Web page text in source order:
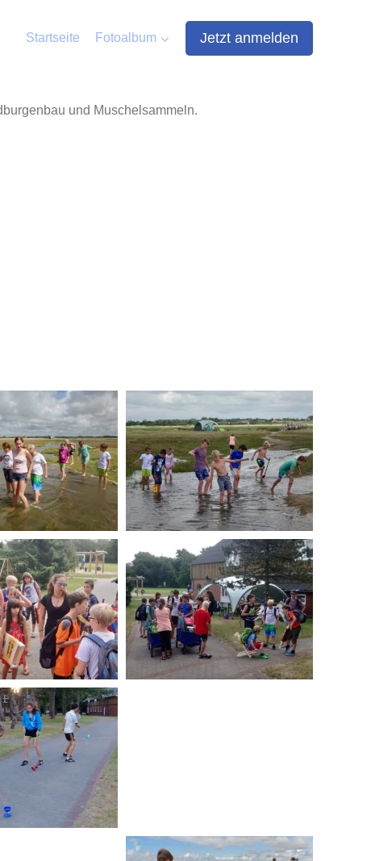
Startseite Fotoalbum Jetzt anmelden
und Muschelsammeln.